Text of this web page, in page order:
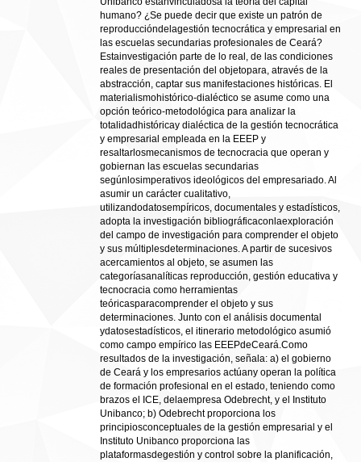
humano? ¿Se puede decir que existe un patrón de
reproduccióndelagestión tecnocrática y empresarial en
las escuelas secundarias profesionales de Ceará?
Estainvestigación parte de lo real, de las condiciones
reales de presentación del objetopara, através de la
abstracción, captar sus manifestaciones históricas. El
materialismohistórico-dialéctico se asume como una
opción teórico-metodológica para analizar la
totalidadhistóricay dialéctica de la gestión tecnocrática
y empresarial empleada en la EEEP y
resaltarlosmecanismos de tecnocracia que operan y
gobiernan las escuelas secundarias
segúnlosimperativos ideológicos del empresariado. Al
asumir un carácter cualitativo,
utilizandodatosempíricos, documentales y estadísticos,
adopta la investigación bibliográficaconlaexploración
del campo de investigación para comprender el objeto
y sus múltiplesdeterminaciones. A partir de sucesivos
acercamientos al objeto, se asumen las
categoríasanalíticas reproducción, gestión educativa y
tecnocracia como herramientas
teóricasparacomprender el objeto y sus
determinaciones. Junto con el análisis documental
ydatosestadísticos, el itinerario metodológico asumió
como campo empírico las EEEPdeCeará.Como
resultados de la investigación, señala: a) el gobierno
de Ceará y los empresarios actúany operan la política
de formación profesional en el estado, teniendo como
brazos el ICE, delaempresa Odebrecht, y el Instituto
Unibanco; b) Odebrecht proporciona los
principiosconceptuales de la gestión empresarial y el
Instituto Unibanco proporciona las
plataformasdegestión y control sobre la planificación,